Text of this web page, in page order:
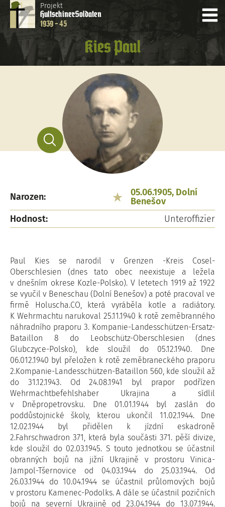
Projekt
HultschinerSoldaten
1939 - 45
Kies Paul
Narozen:
05.06.1905, Dolní
Benešov
Hodnost:
Unteroffizier
Paul Kies se narodil v Grenzen -Kreis Cosel-
Oberschlesien (dnes tato obec neexistuje a ležela
v dnešním okrese Kozle-Polsko). V letetech 1919 až 1922
se vyučil v Beneschau (Dolní Benešov) a poté pracoval ve
firmě Holuscha.CO, která vyráběla kotle a radiátory.
K Wehrmachtu narukoval 25.11.1940 k rotě zeměbranného
náhradního praporu 3. Kompanie-Landesschützen-Ersatz-
Bataillon 8 do Leobschütz-Oberschlesien (dnes
Glubczyce-Polsko), kde sloužil do 05.12.1940. Dne
06.012.1940 byl přeložen k rotě zeměbraneckého praporu
2.Kompanie-Landesschützen-Bataillon 560, kde sloužil až
do 31.12.1943. Od 24.08.1941 byl prapor podřízen
Wehrmachtbefehlshaber Ukrajina a sídlil
v Dněpropetrovsku. Dne 01.01.1944 byl zaslán do
poddůstojnické školy, kterou ukončil 11.02.1944. Dne
12.02.1944 byl přidělen k jízdní eskadroně
2.Fahrschwadron 371, která byla součásti 371. pěší divize,
kde sloužil do 02.03.1945. S touto jednotkou se účastnil
obranných bojů na jižní Ukrajině v prostoru Vinica-
Jampol-Tšernovice od 04.03.1944 do 25.03.1944. Od
26.03.1944 do 10.04.1944 se účastnil průlomových bojů
v prostoru Kamenec-Podolks. A dále se účastnil pozičních
bojů na severní Ukrajině od 23.04.1944 do 13.07.1944.